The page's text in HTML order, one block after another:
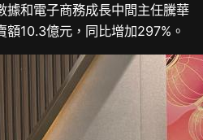
據和電子商務成長中間主任騰華
額10.3億元，同比增加297%。